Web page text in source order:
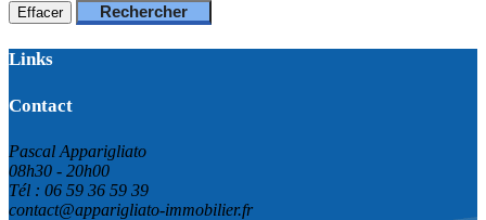
Effacer
Rechercher
Links
Contact
Pascal Apparigliato
08h30 - 20h00
Tél : 06 59 36 59 39
contact@apparigliato-immobilier.fr